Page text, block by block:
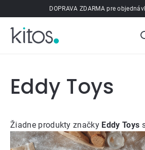
na
obsah
DOPRAVA ZDARMA pre
Eddy Toys
Žiadne produkty značky Eddy Toys